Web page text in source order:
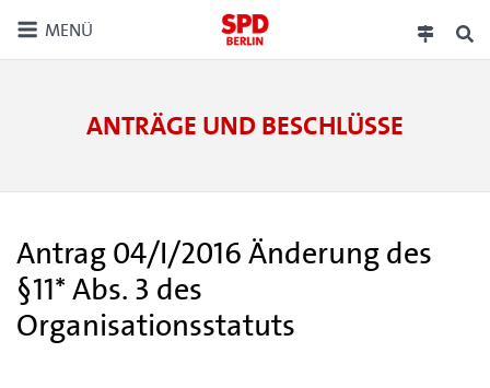
MENÜ
ANTRÄGE UND BESCHLÜSSE
Antrag 04/I/2016 Änderung des
§11* Abs. 3 des
Organisationsstatuts